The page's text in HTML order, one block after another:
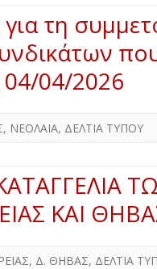
τη
04/04/2026
, ΝΕΟΛΑΙΑ, ΔΕΛΤΙΑ ΤΥΠΟΥ
ΚΑΙ
, Δ. ΘΗΒΑΣ, ΔΕΛΤΙΑ